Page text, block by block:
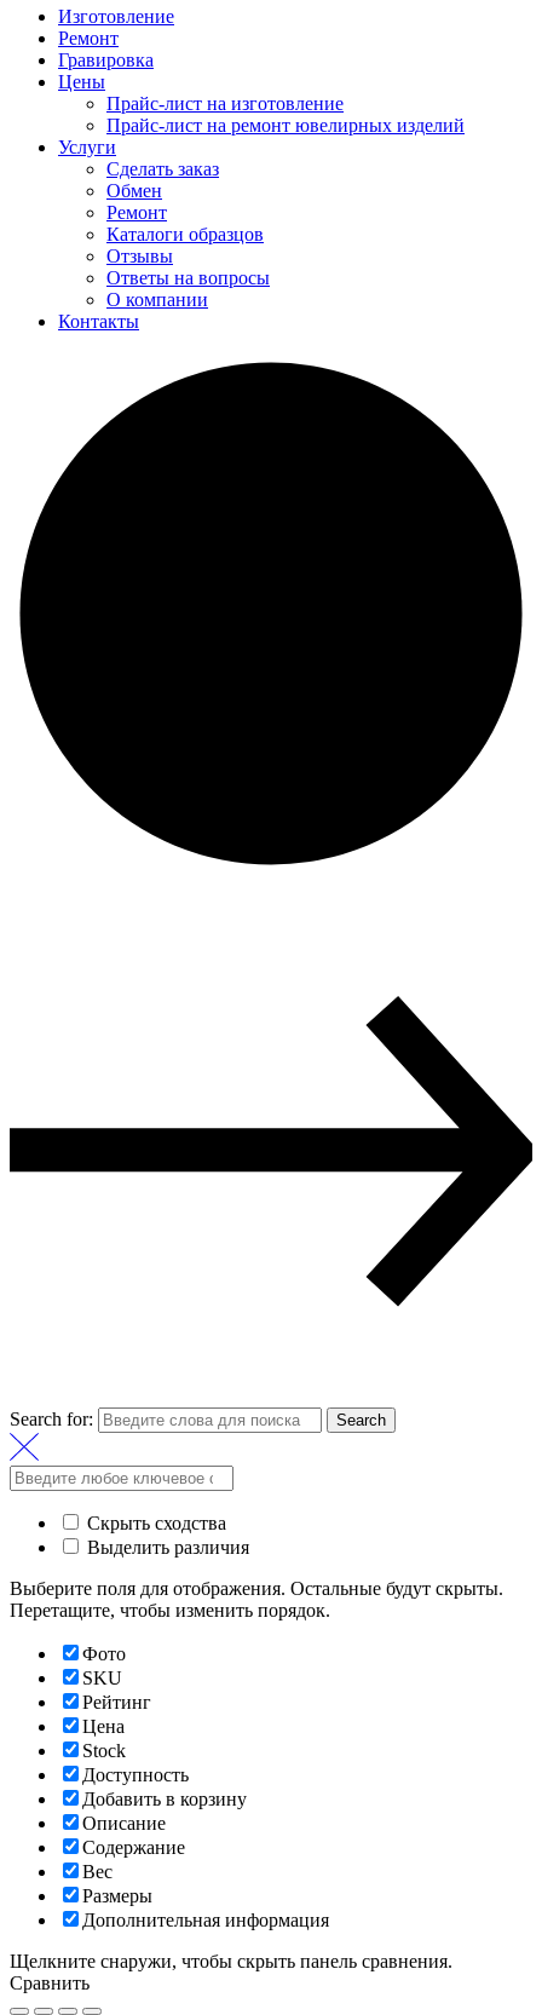
Изготовление
Ремонт
Гравировка
Цены
Прайс-лист на изготовление
Прайс-лист на ремонт ювелирных изделий
Услуги
Сделать заказ
Обмен
Ремонт
Каталоги образцов
Отзывы
Ответы на вопросы
О компании
Контакты
Search for: Search
Скрыть сходства
Выделить различия
Выберите поля для отображения. Остальные будут скрыты.
Перетащите, чтобы изменить порядок.
Фото
SKU
Рейтинг
Цена
Stock
Доступность
Добавить в корзину
Описание
Содержание
Вес
Размеры
Дополнительная информация
Щелкните снаружи, чтобы скрыть панель сравнения.
Сравнить